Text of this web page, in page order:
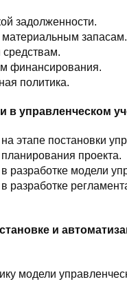
задолженности.
материальным запасам.
средствам.
финансирования.
политика.
в управленческом
этапе постановки
проекта.
разработке модели
разработке
и
модели